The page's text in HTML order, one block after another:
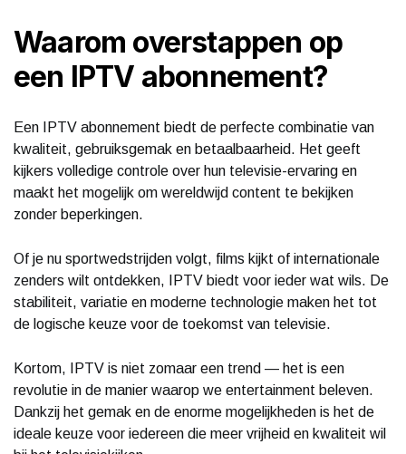
Waarom overstappen op
een IPTV abonnement?
Een IPTV abonnement biedt de perfecte combinatie van
kwaliteit, gebruiksgemak en betaalbaarheid. Het geeft
kijkers volledige controle over hun televisie-ervaring en
maakt het mogelijk om wereldwijd content te bekijken
zonder beperkingen.
Of je nu sportwedstrijden volgt, films kijkt of internationale
zenders wilt ontdekken, IPTV biedt voor ieder wat wils. De
stabiliteit, variatie en moderne technologie maken het tot
de logische keuze voor de toekomst van televisie.
Kortom, IPTV is niet zomaar een trend — het is een
revolutie in de manier waarop we entertainment beleven.
Dankzij het gemak en de enorme mogelijkheden is het de
ideale keuze voor iedereen die meer vrijheid en kwaliteit wil